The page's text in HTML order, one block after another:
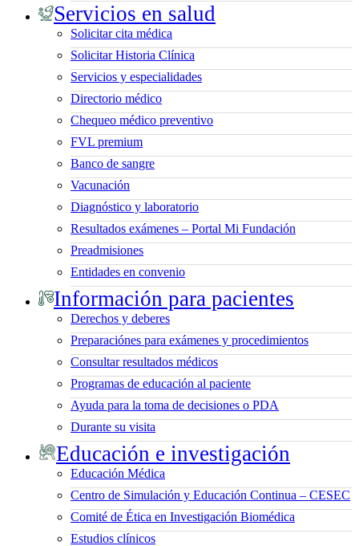
Servicios en salud
Solicitar cita médica
Solicitar Historia Clínica
Servicios y especialidades
Directorio médico
Chequeo médico preventivo
FVL premium
Banco de sangre
Vacunación
Diagnóstico y laboratorio
Resultados exámenes – Portal Mi Fundación
Preadmisiones
Entidades en convenio
Información para pacientes
Derechos y deberes
Preparaciónes para exámenes y procedimientos
Consultar resultados médicos
Programas de educación al paciente
Ayuda para la toma de decisiones o PDA
Durante su visita
Educación e investigación
Educación Médica
Centro de Simulación y Educación Continua – CESEC
Comité de Ética en Investigación Biomédica
Estudios clínicos